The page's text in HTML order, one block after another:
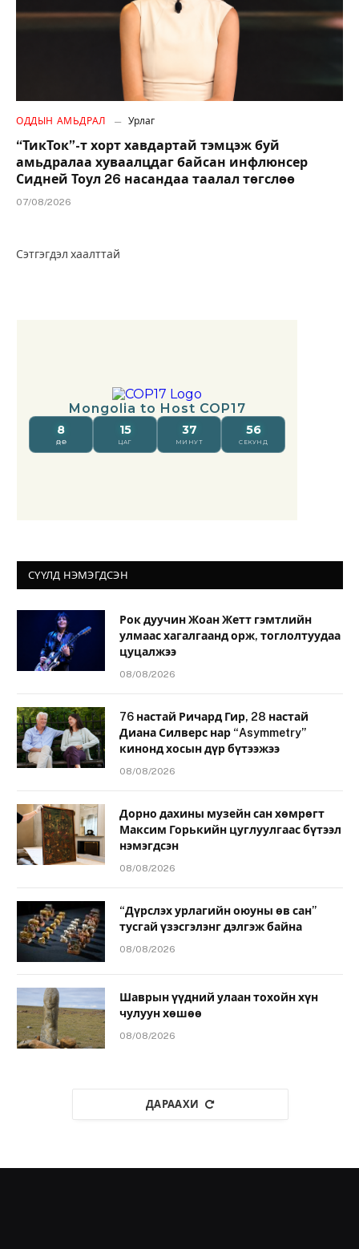
ОДДЫН АМЬДРАЛ Урлаг
“ТикТок”-т хорт хавдартай тэмцэж буй
амьдралаа хуваалцдаг байсан инфлюнсер
Сидней Тоул 26 насандаа таалал төгслөө
07/08/2026
Сэтгэгдэл хаалттай
СҮҮЛД НЭМЭГДСЭН
Рок дуучин Жоан Жетт гэмтлийн
улмаас хагалгаанд орж, тоглолтуудаа
цуцалжээ
08/08/2026
76 настай Ричард Гир, 28 настай
Диана Силверс нар “Asymmetry”
кинонд хосын дүр бүтээжээ
08/08/2026
Дорно дахины музейн сан хөмрөгт
Максим Горькийн цуглуулгаас бүтээл
нэмэгдсэн
08/08/2026
“Дүрслэх урлагийн оюуны өв сан”
тусгай үзэсгэлэнг дэлгэж байна
08/08/2026
Шаврын үүдний улаан тохойн хүн
чулуун хөшөө
08/08/2026
ДАРААХИ